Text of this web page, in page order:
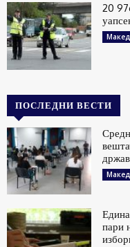
20
ПОСЛЕДНИ ВЕСТИ
пари